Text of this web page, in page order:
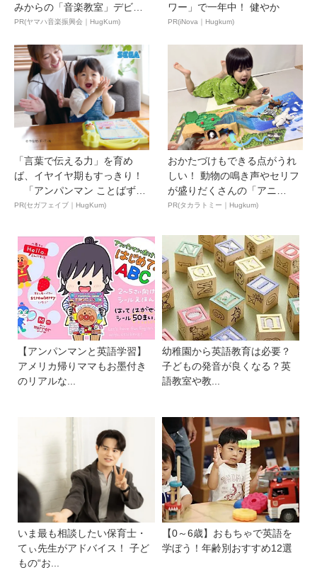
みからの「音楽教室」デビ
ュ...
PR(ヤマハ音楽振興会｜HugKum)
ワー」で一年中！ 健やか
PR(iNova｜Hugkum)
「言葉で伝える力」を育め
ば、イヤイヤ期もすっきり！
「アンパンマン ことばずか
ん...
PR(セガフェイブ｜HugKum)
おかたづけもできる点がうれ
しい！ 動物の鳴き声やセリフ
が盛りだくさんの「アニ
ア ...
PR(タカラトミー｜Hugkum)
【アンパンマンと英語学習】
アメリカ帰りママもお墨付き
のリアルな...
幼稚園から英語教育は必要？
子どもの発音が良くなる？英
語教室や教...
いま最も相談したい保育士・
てぃ先生がアドバイス！ 子ど
もの“お...
【0～6歳】おもちゃで英語を
学ぼう！年齢別おすすめ12選